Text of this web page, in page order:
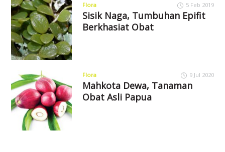
Flora 5 Feb 2019
Sisik Naga, Tumbuhan Epifit
Berkhasiat Obat
Flora 9 Jul 2020
Mahkota Dewa, Tanaman
Obat Asli Papua